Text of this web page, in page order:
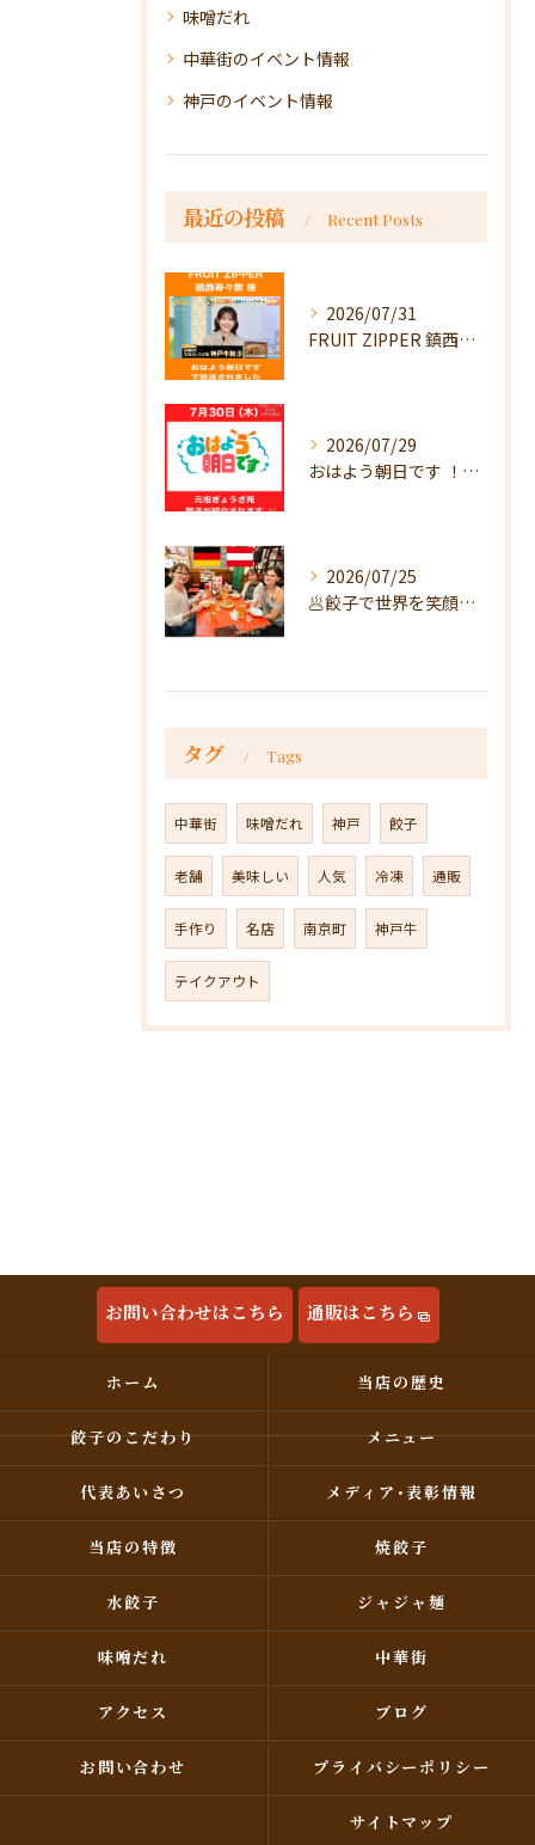
味噌だれ
中華街のイベント情報
神戸のイベント情報
最近の投稿 Recent Posts
2026/07/31
FRUIT ZIPPER 鎮西寿々歌様が！
2026/07/29
おはよう朝日です ！で放送
2026/07/25
🥟餃子で世界を笑顔に🥟
タグ Tags
中華街 味噌だれ 神戸 餃子
老舗 美味しい 人気 冷凍 通販
手作り 名店 南京町 神戸牛
テイクアウト
お問い合わせはこちら 通販はこちら
ホーム 当店の歴史
餃子のこだわり メニュー
代表あいさつ メディア･表彰情報
当店の特徴 焼餃子
水餃子 ジャジャ麺
味噌だれ 中華街
アクセス ブログ
お問い合わせ プライバシーポリシー
サイトマップ